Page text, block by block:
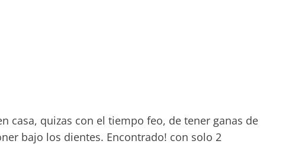
casa, quizas con el tiempo feo, de tener ganas de
bajo los dientes. Encontrado! con solo 2